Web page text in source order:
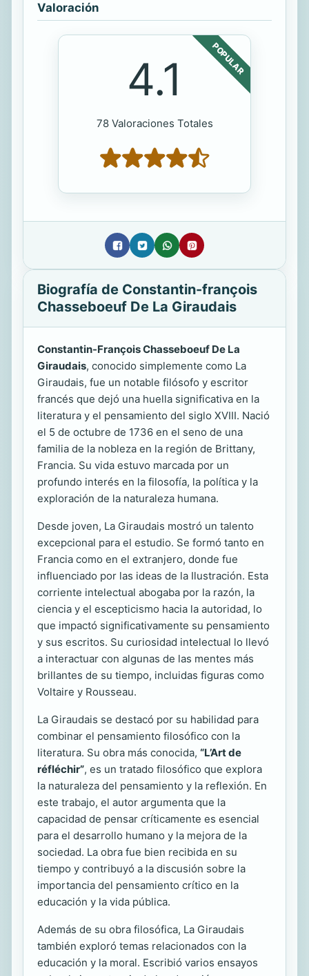
Valoración
POPULAR
4.1
78 Valoraciones Totales
Biografía de Constantin-françois
Chasseboeuf De La Giraudais
Constantin-François Chasseboeuf De La
Giraudais, conocido simplemente como La
Giraudais, fue un notable filósofo y escritor
francés que dejó una huella significativa en la
literatura y el pensamiento del siglo XVIII. Nació
el 5 de octubre de 1736 en el seno de una
familia de la nobleza en la región de Brittany,
Francia. Su vida estuvo marcada por un
profundo interés en la filosofía, la política y la
exploración de la naturaleza humana.
Desde joven, La Giraudais mostró un talento
excepcional para el estudio. Se formó tanto en
Francia como en el extranjero, donde fue
influenciado por las ideas de la Ilustración. Esta
corriente intelectual abogaba por la razón, la
ciencia y el escepticismo hacia la autoridad, lo
que impactó significativamente su pensamiento
y sus escritos. Su curiosidad intelectual lo llevó
a interactuar con algunas de las mentes más
brillantes de su tiempo, incluidas figuras como
Voltaire y Rousseau.
La Giraudais se destacó por su habilidad para
combinar el pensamiento filosófico con la
literatura. Su obra más conocida, “L’Art de
réfléchir”, es un tratado filosófico que explora
la naturaleza del pensamiento y la reflexión. En
este trabajo, el autor argumenta que la
capacidad de pensar críticamente es esencial
para el desarrollo humano y la mejora de la
sociedad. La obra fue bien recibida en su
tiempo y contribuyó a la discusión sobre la
importancia del pensamiento crítico en la
educación y la vida pública.
Además de su obra filosófica, La Giraudais
también exploró temas relacionados con la
educación y la moral. Escribió varios ensayos